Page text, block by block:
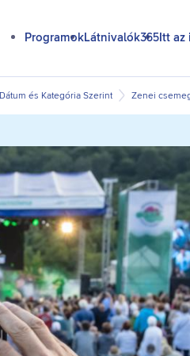
ProgramokLátnivalók365Itt az
és Kategória Szerint Zenei